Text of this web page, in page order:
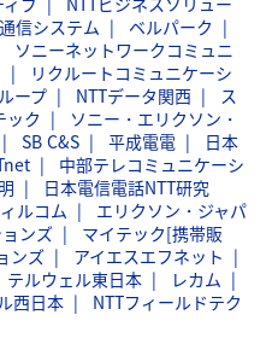
信システム
ベルパーク
ソニーネットワークコミュニ
リクルートコミュニケーシ
ープ NTTデータ関西
ス
ック
ソニー・エリクソン・
SB C&S 平成電電
日本
中部テレコミュニケーシ
日本電信電話NTT研究
ルコム
エリクソン・ジャパ
ンズ
マイテック[携帯販
ンズ
アイエスエフネット
テルウェル東日本
レカム
西日本
NTTフィールドテク